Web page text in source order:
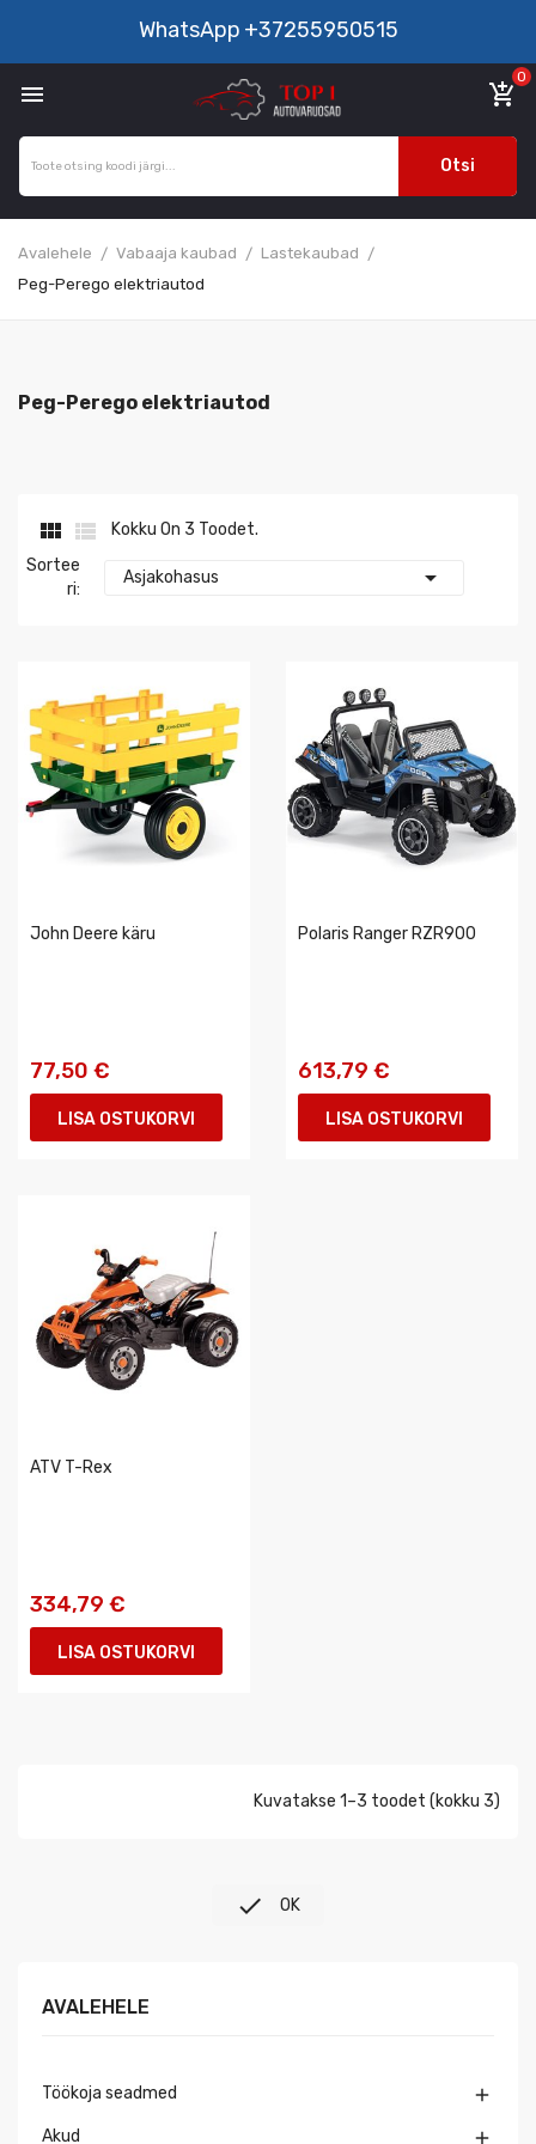
WhatsApp +37255950515
 add_shopping_cart
0
Otsi
Avalehele Vabaaja kaubad
Lastekaubad
Peg-Perego elektriautod
Peg-Perego elektriautod
 
Kokku On 3 Toodet.
Sortee
Ri:
Asjakohasus 
John Deere käru
77,50 €
LISA OSTUKORVI
Polaris Ranger RZR900
613,79 €
LISA OSTUKORVI
ATV T-Rex
334,79 €
LISA OSTUKORVI
Kuvatakse 1–3 toodet (kokku 3)
 OK
AVALEHELE
Töökoja seadmed 
Akud 